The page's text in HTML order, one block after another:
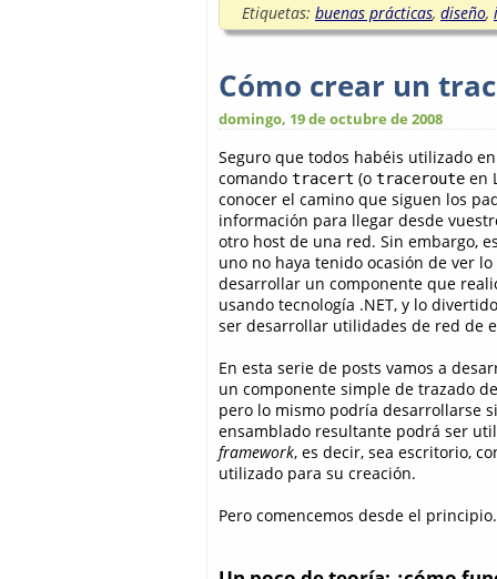
Etiquetas: buenas prácticas, diseño,
Cómo crear un
domingo, 19 de octubre de 2008
Seguro que todos habéis utilizado
comando tracert (o traceroute en
conocer el camino que siguen los
información para llegar desde
otro host de una red. Sin embargo,
uno no haya tenido ocasión de ver
desarrollar un componente que
usando tecnología .NET, y lo
ser desarrollar utilidades de red de
En esta serie de posts vamos a
un componente simple de trazado
pero lo mismo podría desarrollarse
ensamblado resultante podrá ser
framework, es decir, sea escritorio,
utilizado para su creación.
Pero comencemos desde el